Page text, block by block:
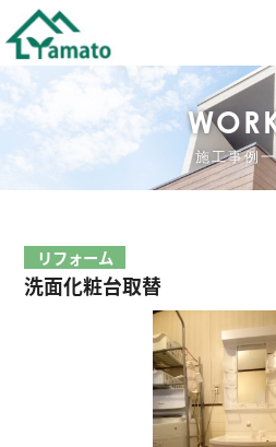
施工事例一
リフォーム
洗面化粧台取替